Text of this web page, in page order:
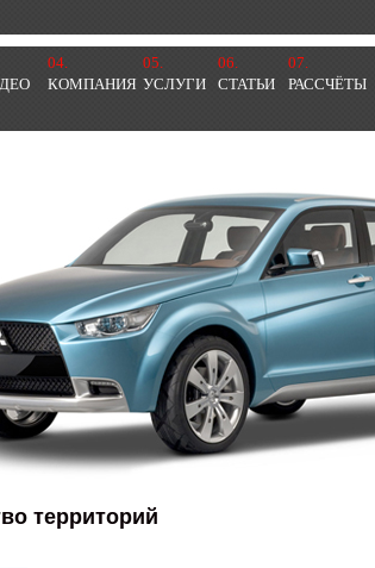
04.
КОМПАНИЯ
05.
УСЛУГИ
06.
СТАТЬИ
07.
РАССЧЁТЫ
территорий